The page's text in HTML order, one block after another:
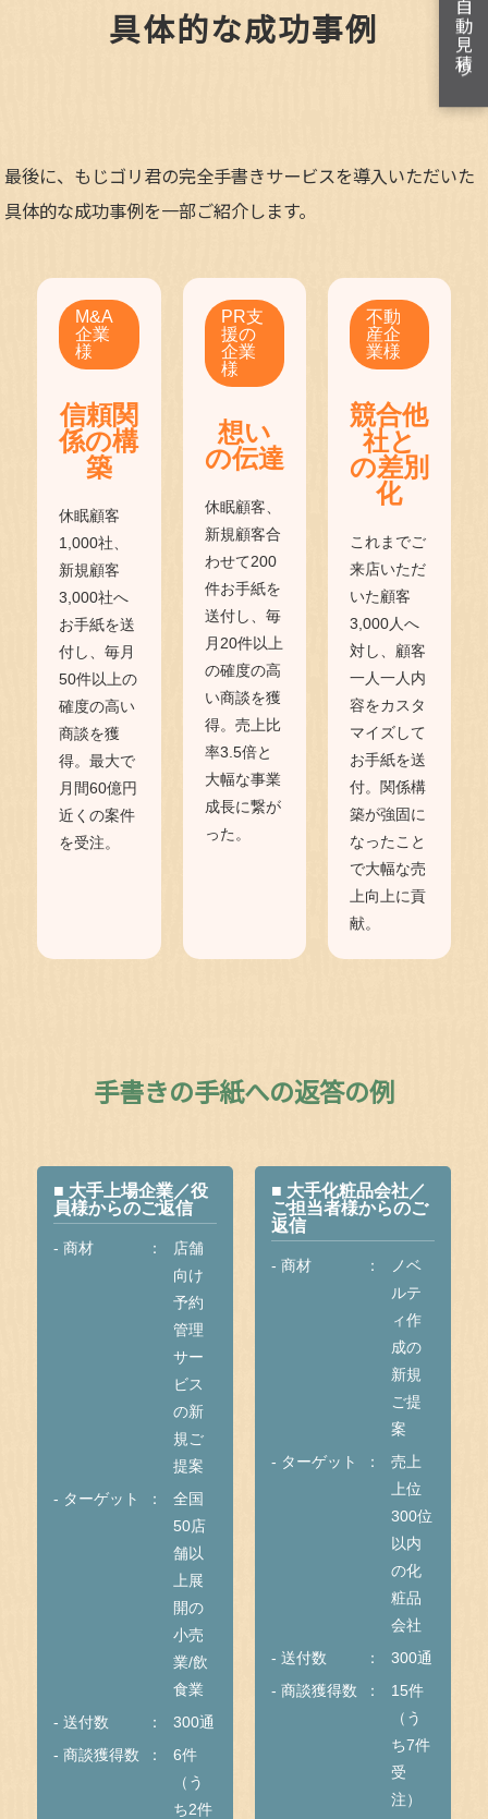
具体的な成功事例
最後に、もじゴリ君の完全手書きサービスを導入いただいた
具体的な成功事例を一部ご紹介します。
M&A
企業
様
信頼関
係の構
築
休眠顧客
1,000社、
新規顧客
3,000社へ
お手紙を送
付し、毎月
50件以上の
確度の高い
商談を獲
得。最大で
月間60億円
近くの案件
を受注。
PR支
援の
企業
様
想い
の伝達
休眠顧客、
新規顧客合
わせて200
件お手紙を
送付し、毎
月20件以上
の確度の高
い商談を獲
得。売上比
率3.5倍と
大幅な事業
成長に繋が
った。
不動
産企
業様
競合他
社と
の差別
化
これまでご
来店いただ
いた顧客
3,000人へ
対し、顧客
一人一人内
容をカスタ
マイズして
お手紙を送
付。関係構
築が強固に
なったこと
で大幅な売
上向上に貢
献。
手書きの手紙への返答の例
■ 大手上場企業／役
員様からのご返信
- 商材
店舗
向け
予約
管理
サー
ビス
の新
規ご
提案
- ターゲット
全国
50店
舗以
上展
開の
小売
業/飲
食業
- 送付数
300通
- 商談獲得数
6件
（う
ち2件
■ 大手化粧品会社／
ご担当者様からのご
返信
- 商材
ノベ
ルテ
ィ作
成の
新規
ご提
案
- ターゲット
売上
上位
300位
以内
の化
粧品
会社
- 送付数
300通
- 商談獲得数
15件
（う
ち7件
受
注）